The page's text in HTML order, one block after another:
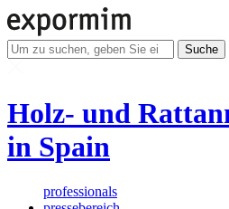
Suche
Holz- und
in Spain
professionals